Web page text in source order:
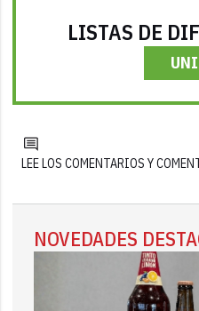
LISTAS DE
LEE LOS COMENTARIOS Y
NOVEDADES